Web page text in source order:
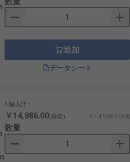
追加
データシート
1個小計：
￥14,986.00(税抜) ￥14,986.00/個
数量